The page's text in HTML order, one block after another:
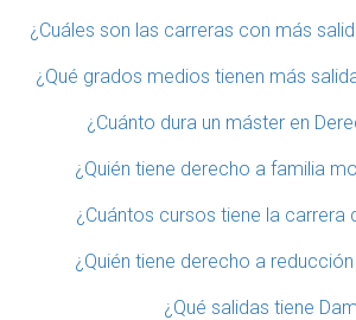
¿Cuáles son las carreras con más
¿Qué grados medios tienen más
¿Cuánto dura un máster en
¿Quién tiene derecho a familia
¿Cuántos cursos tiene la carrera
¿Quién tiene derecho a
¿Qué salidas tiene